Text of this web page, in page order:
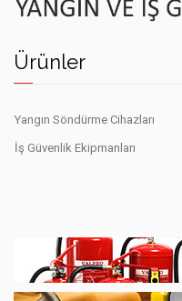
yangın
söndürme
cihazları
Ürünler
Yangın Söndürme Cihazları
İş Güvenlik Ekipmanları
Hedef